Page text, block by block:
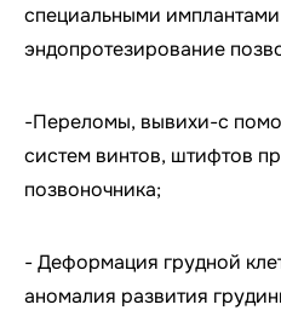
специальными
эндопротезирование
-Переломы, вывихи-с
систем винтов, штифтов
позвоночника;
- Деформация грудной
аномалия развития